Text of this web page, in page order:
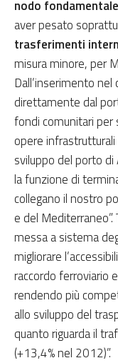
nodo
aver pesato
trasferimenti
misura minore, per
Dall’inserimento
direttamente dal
fondi comunitari per
opere
sviluppo del porto di
la funzione di
collegano il nostro
e del
messa a sistema
migliorare
raccordo ferroviario
rendendo più
allo sviluppo del
quanto riguarda il
(+13,4% nel 2012)”.